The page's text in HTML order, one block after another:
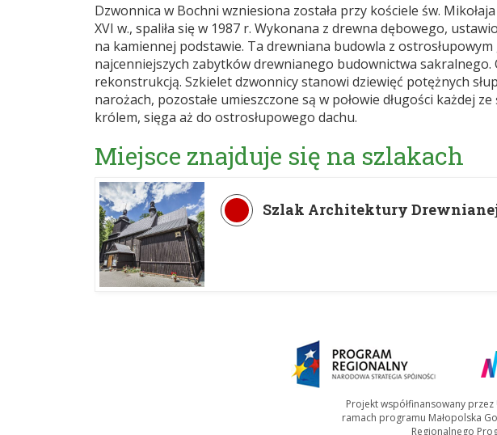
Dzwonnica w Bochni wzniesiona została przy kościele św. Mikołaja
XVI w., spaliła się w 1987 r. Wykonana z drewna dębowego,
na kamiennej podstawie. Ta drewniana budowla z ostrosłupowym
najcenniejszych zabytków drewnianego budownictwa
rekonstrukcją. Szkielet dzwonnicy stanowi dziewięć potężnych
narożach, pozostałe umieszczone są w połowie długości każdej
królem, sięga aż do ostrosłupowego dachu.
Miejsce znajduje się na szlakach
Szlak Architektury
Projekt współfinansowany
ramach programu Małopolska
Regionalnego